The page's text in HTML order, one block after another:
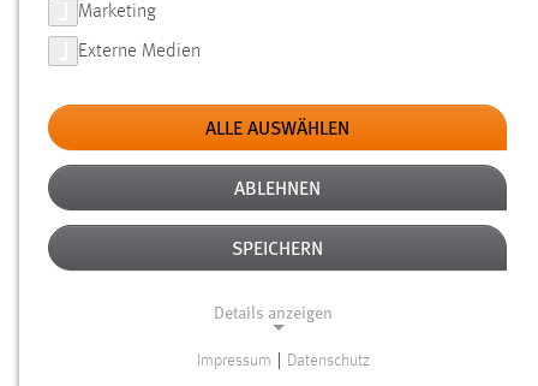
FILTER
Typ
Erstellungsdatum
Alter
Marketing
Externe Medien
ALLE AUSWÄHLEN
ABLEHNEN
SPEICHERN
Details anzeigen
Impressum Datenschutz